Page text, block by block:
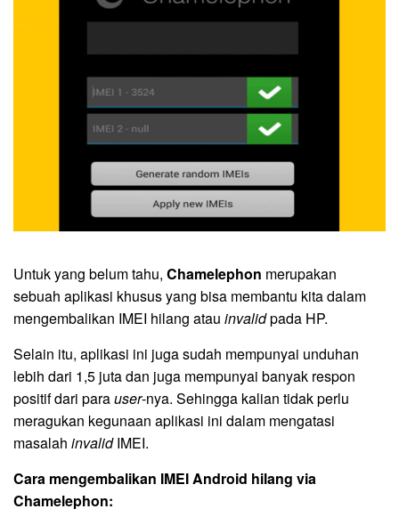
Untuk yang belum tahu, Chamelephon merupakan
sebuah aplikasi khusus yang bisa membantu kita dalam
mengembalikan IMEI hilang atau invalidpada HP.
Selain itu, aplikasi ini juga sudah mempunyai unduhan
lebih dari 1,5 juta dan juga mempunyai banyak respon
positif dari parauser-nya. Sehingga kalian tidak perlu
meragukan kegunaan aplikasi ini dalam mengatasi
masalah invalidIMEI.
Cara mengembalikan IMEI Android hilang via
Chamelephon: